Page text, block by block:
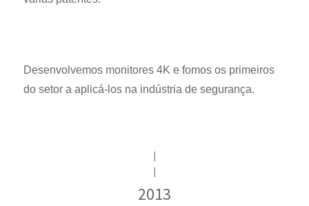
Desenvolvemos monitores 4K e fomos os primeiros
do setor a aplicá-los na indústria de segurança.
|
|
2013